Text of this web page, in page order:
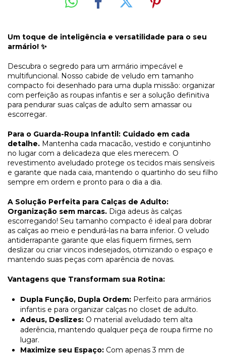
Um toque de inteligência e versatilidade para o seu
armário! ✨
Descubra o segredo para um armário impecável e
multifuncional. Nosso cabide de veludo em tamanho
compacto foi desenhado para uma dupla missão: organizar
com perfeição as roupas infantis e ser a solução definitiva
para pendurar suas calças de adulto sem amassar ou
escorregar.
Para o Guarda-Roupa Infantil: Cuidado em cada
detalhe. Mantenha cada macacão, vestido e conjuntinho
no lugar com a delicadeza que eles merecem. O
revestimento aveludado protege os tecidos mais sensíveis
e garante que nada caia, mantendo o quartinho do seu filho
sempre em ordem e pronto para o dia a dia.
A Solução Perfeita para Calças de Adulto:
Organização sem marcas. Diga adeus às calças
escorregando! Seu tamanho compacto é ideal para dobrar
as calças ao meio e pendurá-las na barra inferior. O veludo
antiderrapante garante que elas fiquem firmes, sem
deslizar ou criar vincos indesejados, otimizando o espaço e
mantendo suas peças com aparência de novas.
Vantagens que Transformam sua Rotina:
Dupla Função, Dupla Ordem: Perfeito para armários
infantis e para organizar calças no closet de adulto.
Adeus, Deslizes: O material aveludado tem alta
aderência, mantendo qualquer peça de roupa firme no
lugar.
Maximize seu Espaço: Com apenas 3 mm de